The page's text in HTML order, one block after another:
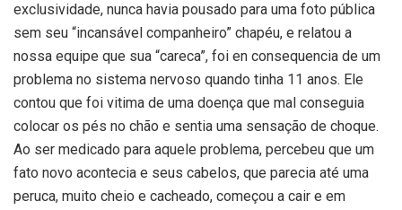
exclusividade, nunca havia pousado para uma foto pública
sem seu “incansável companheiro” chapéu, e relatou a
nossa equipe que sua “careca”, foi en consequencia de um
problema no sistema nervoso quando tinha 11 anos. Ele
contou que foi vitima de uma doença que mal conseguia
colocar os pés no chão e sentia uma sensação de choque.
Ao ser medicado para aquele problema, percebeu que um
fato novo acontecia e seus cabelos, que parecia até uma
peruca, muito cheio e cacheado, começou a cair e em